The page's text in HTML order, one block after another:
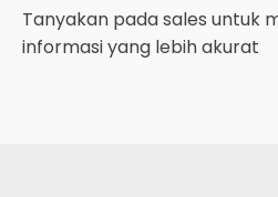
Tanyakan pada sales untuk
informasi yang lebih akurat